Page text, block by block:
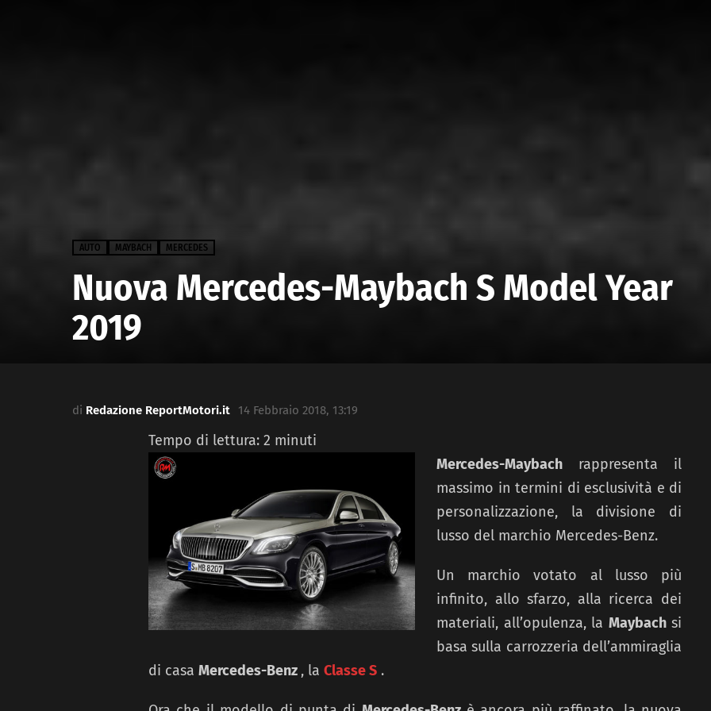
AUTO MAYBACH MERCEDES
Nuova Mercedes-Maybach S Model Year
2019
di Redazione ReportMotori.it 14 Febbraio 2018, 13:19
Tempo di lettura: 2 minuti
Mercedes-Maybach rappresenta il
massimo in termini di esclusività e di
personalizzazione, la divisione di
lusso del marchio Mercedes-Benz.
Un marchio votato al lusso più
infinito, allo sfarzo, alla ricerca dei
materiali, all’opulenza, la Maybachsi
basa sulla carrozzeria dell’ammiraglia
di casa Mercedes-Benz , la Classe S .